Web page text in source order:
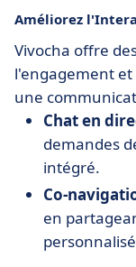
Améliorez
Vivocha offre
l'engagement
une
Chat en
demandes
intégré.
Co-
en